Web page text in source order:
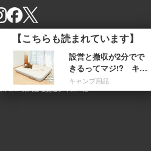
Ltd. 株式会社交通タイムス社